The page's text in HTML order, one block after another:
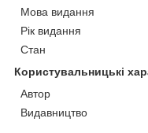
Мова видання
Рік видання
Стан
Користувальницькі
Автор
Видавництво